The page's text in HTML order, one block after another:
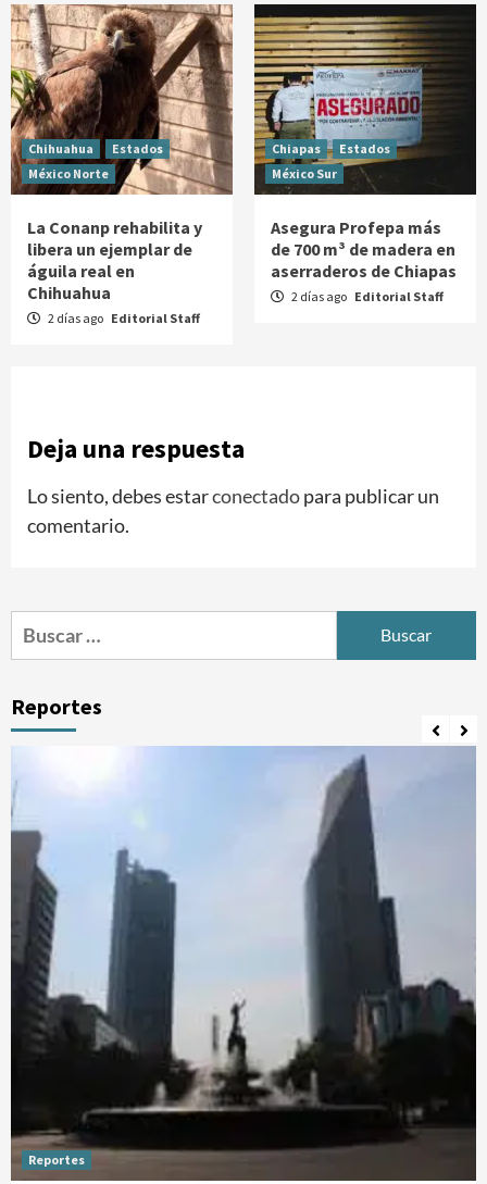
Chihuahua
Estados
México Norte
La Conanp rehabilita y
libera un ejemplar de
águila real en
Chihuahua
2 días ago Editorial Staff
Chiapas
Estados
México Sur
Asegura Profepa más
de 700 m³ de madera en
aserraderos de Chiapas
2 días ago Editorial Staff
Deja una respuesta
Lo siento, debes estarconectadopara publicar un
comentario.
Buscar:
Reportes
Reportes